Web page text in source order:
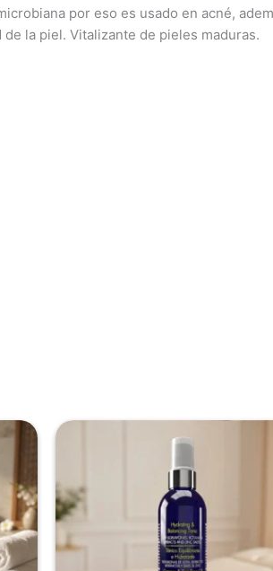
por eso es usado en acné,
la piel. Vitalizante de pieles maduras.